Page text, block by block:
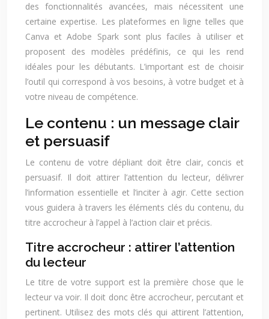
des fonctionnalités avancées, mais nécessitent une
certaine expertise. Les plateformes en ligne telles que
Canva et Adobe Spark sont plus faciles à utiliser et
proposent des modèles prédéfinis, ce qui les rend
idéales pour les débutants. L’important est de choisir
l’outil qui correspond à vos besoins, à votre budget et à
votre niveau de compétence.
Le contenu : un message clair
et persuasif
Le contenu de votre dépliant doit être clair, concis et
persuasif. Il doit attirer l’attention du lecteur, délivrer
l’information essentielle et l’inciter à agir. Cette section
vous guidera à travers les éléments clés du contenu, du
titre accrocheur à l’appel à l’action clair et précis.
Titre accrocheur : attirer l’attention
du lecteur
Le titre de votre support est la première chose que le
lecteur va voir. Il doit donc être accrocheur, percutant et
pertinent. Utilisez des mots clés qui attirent l’attention,